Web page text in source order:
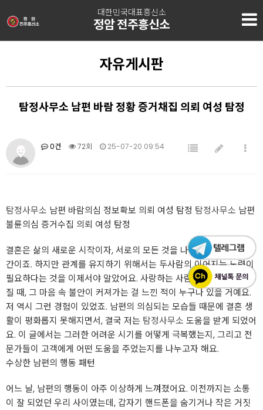
대한민국대표흥신소
정암 전주흥신소
자유게시판
탐정사무소 남편 바람 정황 증거채집 의뢰 여성 탐정
0건 72회 25-07-20 09:54
탐정사무소 남편 바람의심 정보확보 의뢰 여성 탐정 탐정사무소 남편
불륜의심 증거수집 의뢰 여성 탐정
결혼은 삶의 새로운 시작이자, 서로의 모든 것을 나누는 아름다운 순
간이죠. 하지만 관계를 유지하기 위해서는 두사람의 이어지는 노력이
필요하다는 것을 이제서야 알았어요. 사랑하는 사람의 행동이 수상해
질 때, 그 마음 속 불안이 커져가는 걸 느낀 적이 누구나 있을 거예요.
저 역시 그런 경험이 있었죠. 남편의 의심되는 모습들 때문에 결혼 생
활이 평화롭지 못해지면서, 결국 저는 탐정사무소 도움을 받게 되었어
요. 이 글에서는 그러한 어려운 시기를 어떻게 극복했는지, 그리고 전
문가들이 고객에게 어떤 도움을 주었는지를 나누고자 해요.
수상한 남편의 행동 패턴
어느 날, 남편의 행동이 아주 이상하게 느껴졌어요. 이전까지는 소통
이 잘 되었던 우리 사이였는데, 갑자기 핸드폰을 숨기거나 작은 거짓